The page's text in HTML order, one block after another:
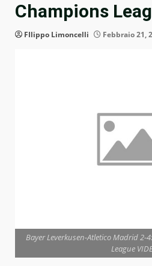
Champions
FIlippo Limoncelli Febbraio 21,
Bayer Leverkusen-Atletico Madrid
League